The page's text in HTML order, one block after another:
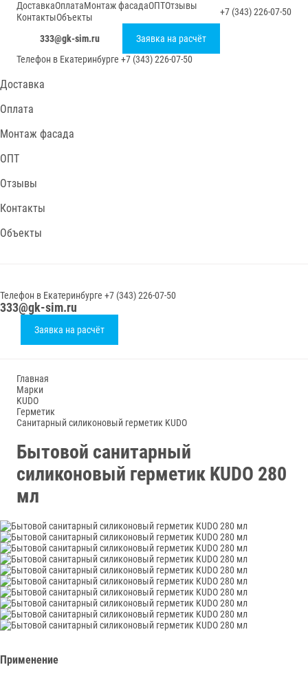
ДоставкаОплатаМонтаж фасадаОПТОтзывы
КонтактыОбъекты +7 (343) 226-07-50
333@gk-sim.ru
Заявка на расчёт
Телефон в Екатеринбурге +7 (343) 226-07-50
Доставка
Оплата
Монтаж фасада
ОПТ
Отзывы
Контакты
Объекты
Телефон в Екатеринбурге +7 (343) 226-07-50
333@gk-sim.ru
Заявка на расчёт
Главная
Марки
KUDO
Герметик
Санитарный силиконовый герметик KUDO
Бытовой санитарный
силиконовый герметик KUDO 280
мл
Применение